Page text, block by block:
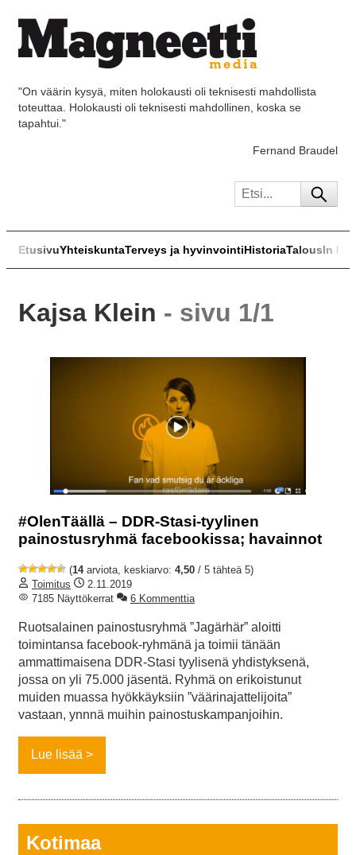
"On väärin kysyä, miten holokausti oli teknisesti mahdollista
toteuttaa. Holokausti oli teknisesti mahdollinen, koska se
tapahtui."
Fernand Braudel
EtusivuYhteiskuntaTerveys ja hyvinvointiHistoriaTalousIn
Kajsa Klein - sivu 1/1
#OlenTäällä – DDR-Stasi-tyylinen
painostusryhmä facebookissa; havainnot
(14arviota, keskiarvo: 4,50 / 5 tähteä 5)
Toimitus
2.11.2019
7185 Näyttökerrat
6 Kommenttia
Ruotsalainen painostusryhmä ”Jagärhär” aloitti
toimintansa facebook-ryhmänä ja toimii tänään
ammattimaisena DDR-Stasi tyylisenä yhdistyksenä,
jossa on yli 75.000 jäsentä. Ryhmä on erikoistunut
muiden muassa hyökkäyksiin ”väärinajattelijoita”
vastaan, ynnnä muihin painostuskampanjoihin.
Lue lisää
Kotimaa